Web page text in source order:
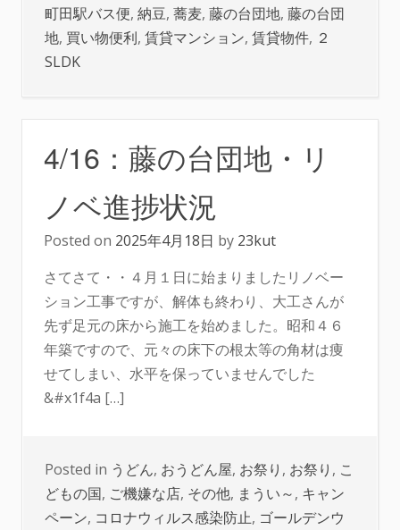
町田駅バス便, 納豆, 蕎麦, 藤の台団地, 藤の台団
地, 買い物便利, 賃貸マンション, 賃貸物件, ２
SLDK
4/16：藤の台団地・リ
ノベ進捗状況
Posted on 2025年4月18日 by 23kut
さてさて・・４月１日に始まりましたリノベー
ション工事ですが、解体も終わり、大工さんが
先ず足元の床から施工を始めました。昭和４６
年築ですので、元々の床下の根太等の角材は痩
せてしまい、水平を保っていませんでした
&#x1f4a […]
Posted in うどん, おうどん屋, お祭り , お祭り , こ
どもの国, ご機嫌な店, その他, まうい～, キャン
ペーン, コロナウィルス感染防止, ゴールデンウ